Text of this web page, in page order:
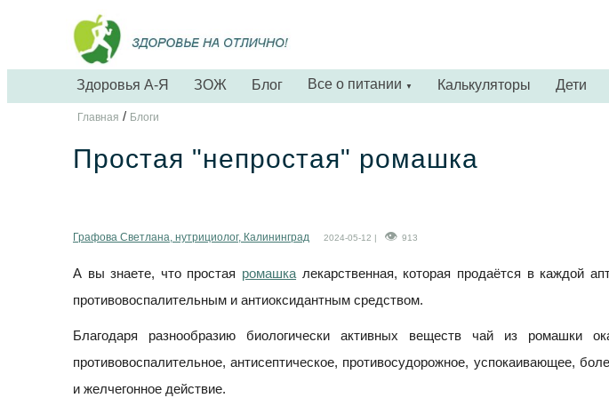
Здоровья А-Я ЗОЖ Блог Все о питании ▼ Калькуляторы Дети
Главная / Блоги
Простая "непростая" ромашка
Графова Светлана, нутрициолог, Калининград 2024-05-12 | 913
А вы знаете, что простая ромашка лекарственная, которая продаётся в каждой
противовоспалительным и антиоксидантным средством.
Благодаря разнообразию биологически активных веществ чай из ромашки
противовоспалительное, антисептическое, противосудорожное, успокаивающее,
и желчегонное действие.